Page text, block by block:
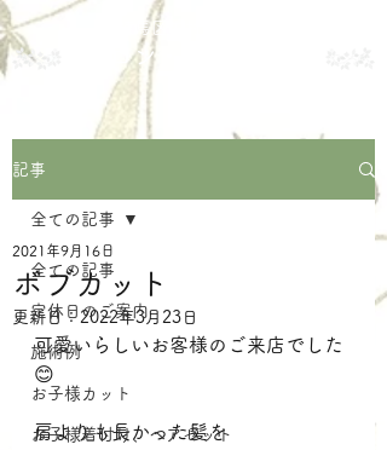
サロン・ド・メイク
練馬区中村の美容室
記事
全ての記事
定休日のご案内
施術例
お子様カット
お子様着付け、ヘアセット
全ての記事
ボブカット
2021年9月16日
更新日： 2022年3月23日
可愛いらしいお客様のご来店でした
😊
肩よりも長かった髪を